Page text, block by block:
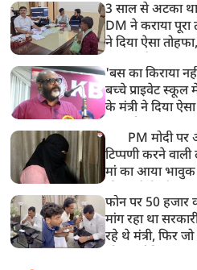
साथ निकाली अंतिम
3 साल से अटका
DM ने कराया पूरा
ने दिया ऐसा
अनमोल कुछ नहीं
'बस का किराया
बच्चे प्राइवेट
के मंत्री ने दिया
PM मोदी पर
टिप्पणी करने
मां का आया भावुक
बेटी को गोद लें
फोन पर 50 हजार
मांग रहा था
रहे थे मंत्री, फिर जो